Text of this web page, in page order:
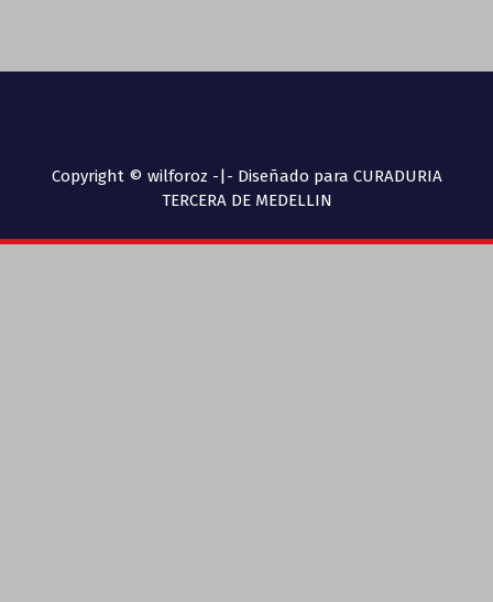
Copyright © wilforoz -|- Diseñado para CURADURIA
TERCERA DE MEDELLIN